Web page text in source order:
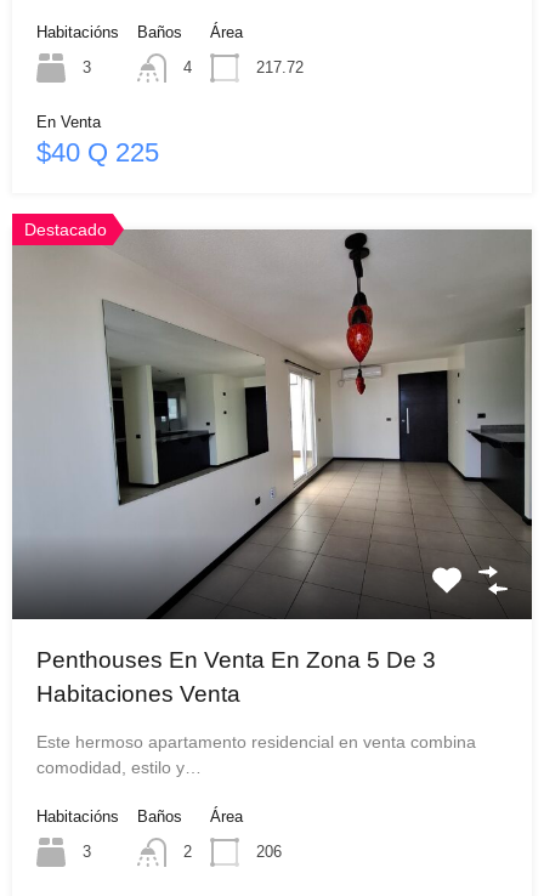
Habitacións
3
Baños
4
Área
217.72
En Venta
$40 Q 225
Destacado
Penthouses En Venta En Zona 5 De 3
Habitaciones Venta
Este hermoso apartamento residencial en venta combina
comodidad, estilo y…
Habitacións
3
Baños
2
Área
206